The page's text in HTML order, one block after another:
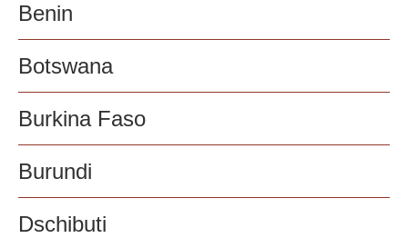
Benin
Botswana
Burkina Faso
Burundi
Dschibuti